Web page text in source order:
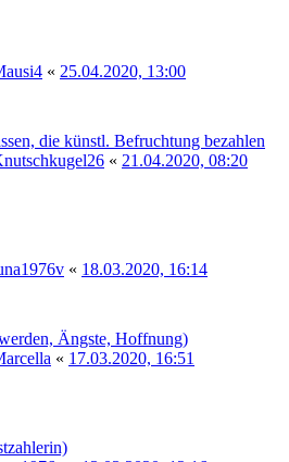
« 25.04.2020, 13:00
die künstl. Befruchtung bezahlen
« 21.04.2020, 08:20
« 18.03.2020, 16:14
Ängste, Hoffnung)
« 17.03.2020, 16:51